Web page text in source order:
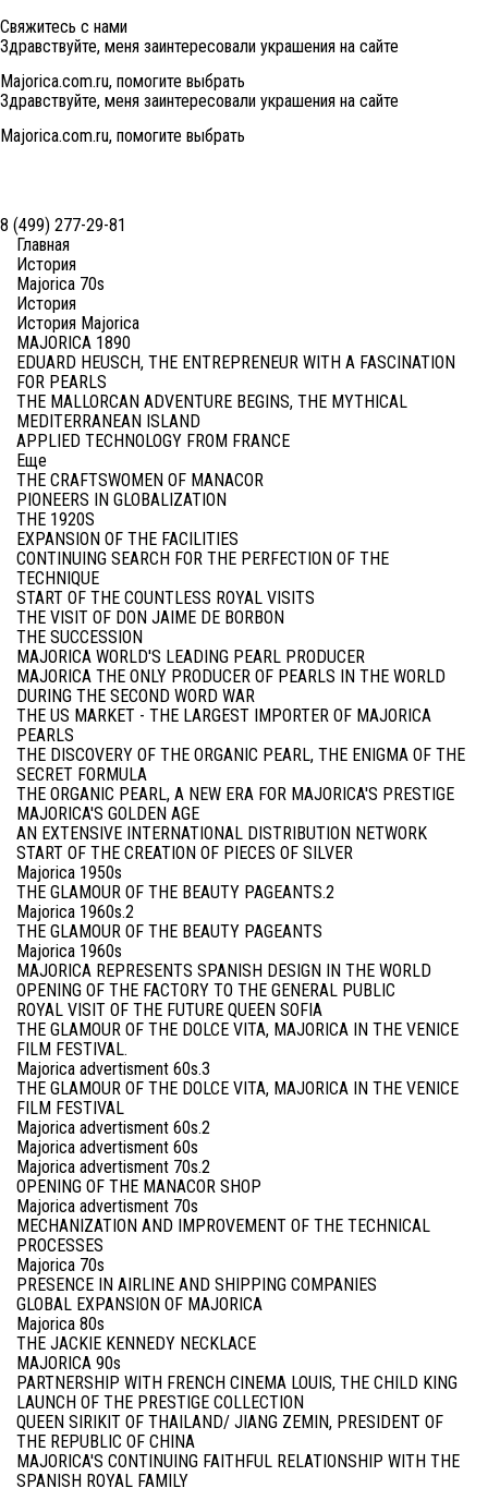
Свяжитесь с нами
Здравствуйте, меня заинтересовали украшения на сайте
Majorica.com.ru, помогите выбрать
Здравствуйте, меня заинтересовали украшения на сайте
Majorica.com.ru, помогите выбрать
8 (499) 277-29-81
Главная
История
Majorica 70s
История
История Majorica
MAJORICA 1890
EDUARD HEUSCH, THE ENTREPRENEUR WITH A FASCINATION
FOR PEARLS
THE MALLORCAN ADVENTURE BEGINS, THE MYTHICAL
MEDITERRANEAN ISLAND
APPLIED TECHNOLOGY FROM FRANCE
Еще
THE CRAFTSWOMEN OF MANACOR
PIONEERS IN GLOBALIZATION
THE 1920S
EXPANSION OF THE FACILITIES
CONTINUING SEARCH FOR THE PERFECTION OF THE
TECHNIQUE
START OF THE COUNTLESS ROYAL VISITS
THE VISIT OF DON JAIME DE BORBON
THE SUCCESSION
MAJORICA WORLD'S LEADING PEARL PRODUCER
MAJORICA THE ONLY PRODUCER OF PEARLS IN THE WORLD
DURING THE SECOND WORD WAR
THE US MARKET - THE LARGEST IMPORTER OF MAJORICA
PEARLS
THE DISCOVERY OF THE ORGANIC PEARL, THE ENIGMA OF THE
SECRET FORMULA
THE ORGANIC PEARL, A NEW ERA FOR MAJORICA'S PRESTIGE
MAJORICA'S GOLDEN AGE
AN EXTENSIVE INTERNATIONAL DISTRIBUTION NETWORK
START OF THE CREATION OF PIECES OF SILVER
Majorica 1950s
THE GLAMOUR OF THE BEAUTY PAGEANTS.2
Majorica 1960s.2
THE GLAMOUR OF THE BEAUTY PAGEANTS
Majorica 1960s
MAJORICA REPRESENTS SPANISH DESIGN IN THE WORLD
OPENING OF THE FACTORY TO THE GENERAL PUBLIC
ROYAL VISIT OF THE FUTURE QUEEN SOFIA
THE GLAMOUR OF THE DOLCE VITA, MAJORICA IN THE VENICE
FILM FESTIVAL.
Majorica advertisment 60s.3
THE GLAMOUR OF THE DOLCE VITA, MAJORICA IN THE VENICE
FILM FESTIVAL
Majorica advertisment 60s.2
Majorica advertisment 60s
Majorica advertisment 70s.2
OPENING OF THE MANACOR SHOP
Majorica advertisment 70s
MECHANIZATION AND IMPROVEMENT OF THE TECHNICAL
PROCESSES
Majorica 70s
PRESENCE IN AIRLINE AND SHIPPING COMPANIES
GLOBAL EXPANSION OF MAJORICA
Majorica 80s
THE JACKIE KENNEDY NECKLACE
MAJORICA 90s
PARTNERSHIP WITH FRENCH CINEMA LOUIS, THE CHILD KING
LAUNCH OF THE PRESTIGE COLLECTION
QUEEN SIRIKIT OF THAILAND/ JIANG ZEMIN, PRESIDENT OF
THE REPUBLIC OF CHINA
MAJORICA'S CONTINUING FAITHFUL RELATIONSHIP WITH THE
SPANISH ROYAL FAMILY